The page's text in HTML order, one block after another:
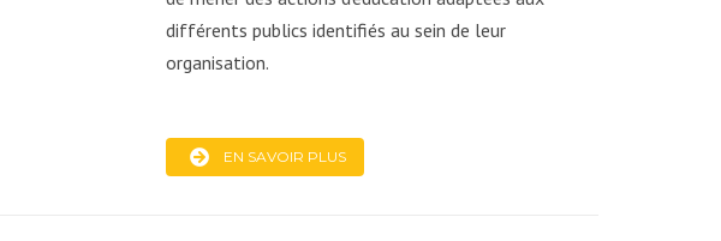
différents publics identifiés au sein de leur
organisation.
EN SAVOIR PLUS